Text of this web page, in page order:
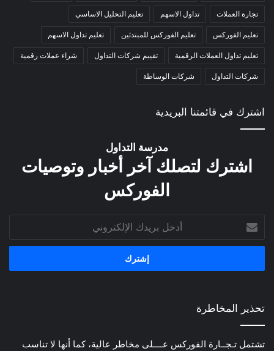
تجارة العملات تداول الاسهم تعليم التحليل الاساسي
تعليم الفوركس تعليم الفوركس للمبتدئين تعليم تداول الاسهم
تعليم تداول العملات الرقمية تقييم شركات التداول شراء عملات رقمية
شركات التداول شركات الوساطة
اشترك في قائمتنا البريدية
مدرسة التداول
اشترك لتصلك آخر أخبار وتوصيات
الفوركس
بريدك
الإلكتروني
تحذير المخاطرة
تشتمل تـجــارة الفوركس عــــلى مخاطر عالية، كما أنها لا تناسب